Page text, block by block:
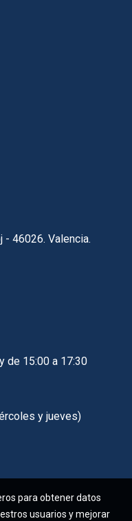
- 46026. Valencia.
de 15:00 a 17:30
y jueves)
para obtener datos
usuarios y mejorar